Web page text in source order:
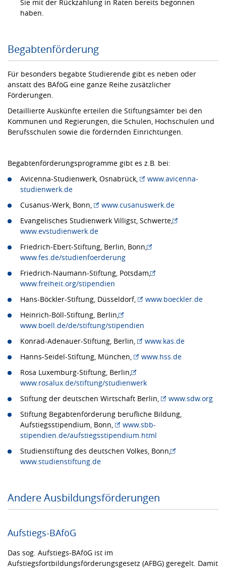
Sie mit der Rückzahlung in Raten bereits begonnen
haben.
Begabtenförderung
Für besonders begabte Studierende gibt es neben oder
anstatt des BAföG eine ganze Reihe zusätzlicher
Förderungen.
Detaillierte Auskünfte erteilen die Stiftungsämter bei den
Kommunen und Regierungen, die Schulen, Hochschulen und
Berufsschulen sowie die fördernden Einrichtungen.
Begabtenförderungsprogramme gibt es z.B. bei:
Avicenna-Studienwerk, Osnabrück,
www.avicenna-
studienwerk.de
Cusanus-Werk, Bonn,
www.cusanuswerk.de
Evangelisches Studienwerk Villigst, Schwerte,
www.evstudienwerk.de
Friedrich-Ebert-Stiftung, Berlin, Bonn,
www.fes.de/studienfoerderung
Friedrich-Naumann-Stiftung, Potsdam,
www.freiheit.org/stipendien
Hans-Böckler-Stiftung, Düsseldorf,
www.boeckler.de
Heinrich-Böll-Stiftung, Berlin,
www.boell.de/de/stiftung/stipendien
Konrad-Adenauer-Stiftung, Berlin,
www.kas.de
Hanns-Seidel-Stiftung, München,
www.hss.de
Rosa Luxemburg-Stiftung, Berlin,
www.rosalux.de/stiftung/studienwerk
Stiftung der deutschen Wirtschaft Berlin,
www.sdw.org
Stiftung Begabtenförderung berufliche Bildung,
Aufstiegsstipendium, Bonn,
www.sbb-
stipendien.de/aufstiegsstipendium.html
Studienstiftung des deutschen Volkes, Bonn,
www.studienstiftung.de
Andere Ausbildungsförderungen
Aufstiegs-BAföG
Das sog. Aufstiegs-BAföG ist im
Aufstiegsfortbildungsförderungsgesetz (AFBG) geregelt. Damit